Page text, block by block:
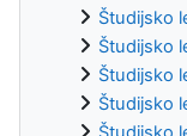
Študijsko
Študijsko
Študijsko
Študijsko